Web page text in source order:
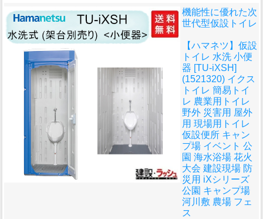
機能性に優れた次
世代型仮設トイレ
【ハマネツ】仮設
トイレ 水洗 小便
器 [TU-iXSH]
(1521320) イクス
トイレ 簡易トイ
レ 農業用トイレ
野外 災害用 屋外
用 現場用トイレ
仮設便所 キャン
プ場 イベント 公
園 海水浴場 花火
大会 建設現場 防
災用 iXシリーズ
公園 キャンプ場
河川敷 農場 フェ
ス